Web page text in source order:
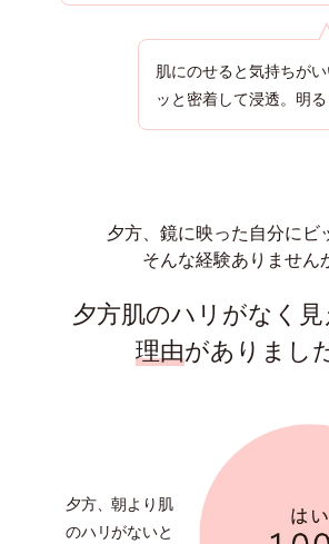
肌にのせると気持ちが
ッと密着して浸透。明る
夕方、鏡に映った自分にビ
そんな経験ありません
夕方肌のハリがなく
理由がありました
夕方、朝より 肌
のハリがないと